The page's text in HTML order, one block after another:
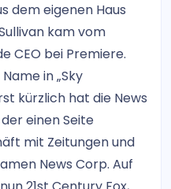
dem eigenen Haus
kam vom
CEO bei Premiere.
in „Sky
kürzlich hat die News
einen Seite
mit Zeitungen und
News Corp. Auf